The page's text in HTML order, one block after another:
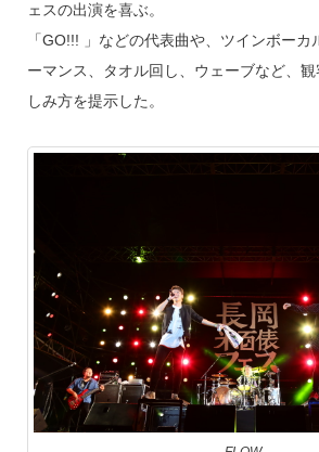
ェスの出演を喜ぶ。
「GO!!! 」などの代表曲や、ツインボーカ
ーマンス、タオル回し、ウェーブなど、
しみ方を提示した。